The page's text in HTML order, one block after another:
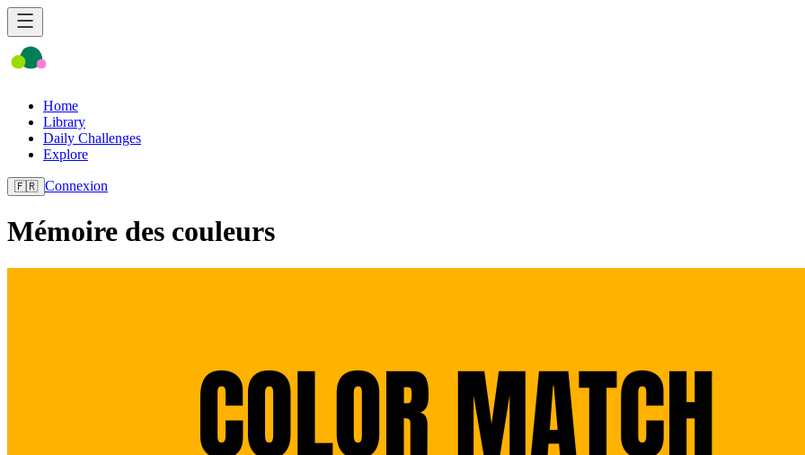
Home
Library
Daily Challenges
Explore
🇫🇷 Connexion
Mémoire des couleurs